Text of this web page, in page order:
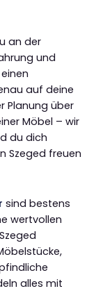
an der
und
auf deine
Planung über
Möbel – wir
du dich
Szeged freuen
sind bestens
wertvollen
alles mit